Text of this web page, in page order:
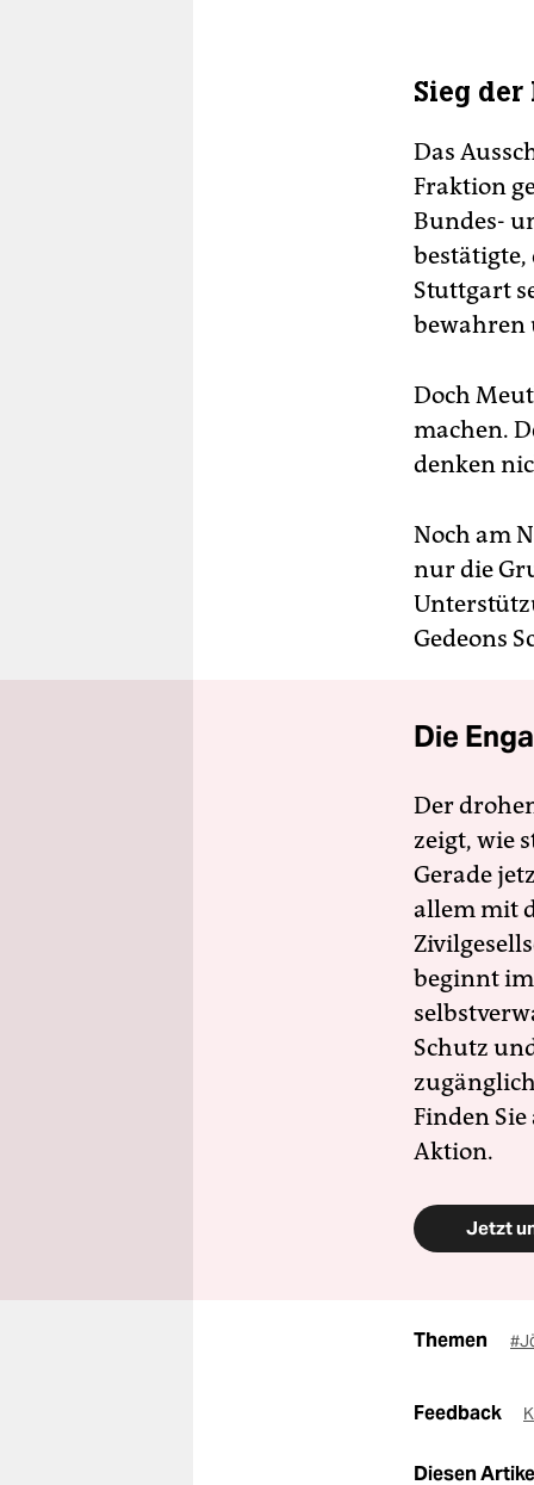
Sieg
Das
Fraktion
Bundes-
bestätigte,
Stuttgart
bewahren
Doch
machen.
denken
Noch am
nur die
Gedeons
Die
Der
zeigt, wie
Gerade
allem mit
beginnt
Schutz
Finden
Aktion.
Jetzt
Themen
Feedback
Diesen